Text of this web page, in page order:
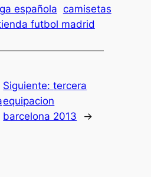
española camisetas
futbol madrid
Siguiente:tercera
equipacion
barcelona 2013
→